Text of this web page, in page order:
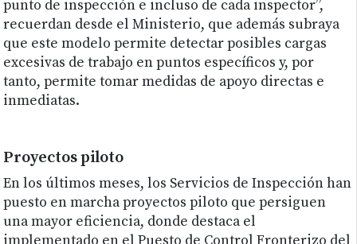
punto de inspección e incluso de cada inspector”,
recuerdan desde el Ministerio, que además subraya
que este modelo permite detectar posibles cargas
excesivas de trabajo en puntos específicos y, por
tanto, permite tomar medidas de apoyo directas e
inmediatas.
Proyectos piloto
En los últimos meses, los Servicios de Inspección han
puesto en marcha proyectos piloto que persiguen
una mayor eficiencia, donde destaca el